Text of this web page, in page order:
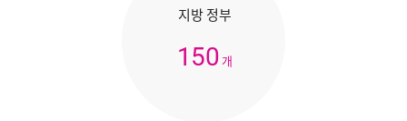
지방 정부
150 개